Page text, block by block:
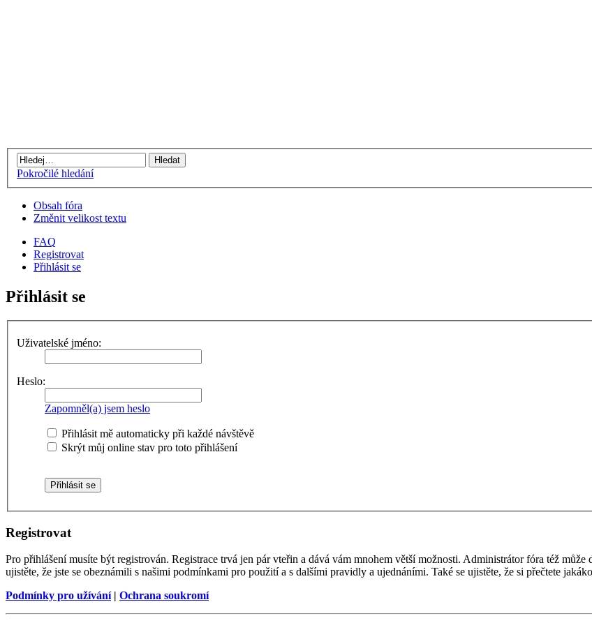
Pokročilé hledání
Obsah fóra
Změnit velikost textu
FAQ
Registrovat
Přihlásit se
Přihlásit se
Uživatelské jméno:
Heslo:
Zapomněl(a) jsem heslo
Přihlásit mě automaticky při každé návštěvě
Skrýt můj online stav pro toto přihlášení
Registrovat
Pro přihlášení musíte být registrován. Registrace trvá jen pár vteřin a dává vám mnohem větší možnosti. Administrátor fóra též
ujistěte, že jste se obeznámili s našimi podmínkami pro použití a s dalšími pravidly a ujednáními. Také se ujistěte, že si přečtete
Podmínky pro užívání| Ochrana soukromí